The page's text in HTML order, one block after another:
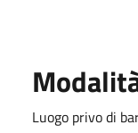
Luogo privo di